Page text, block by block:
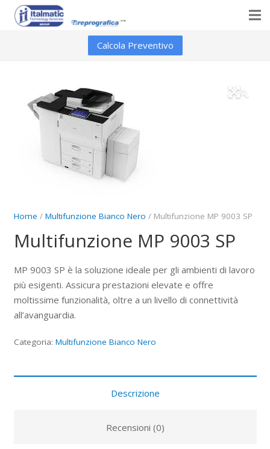
Servizi & Soluzioni
Noleggio Multifunzione
Calcola Preventivo
🔍
Home / Multifunzione Bianco Nero / Multifunzione MP 9003 SP
Multifunzione MP 9003 SP
MP 9003 SP è la soluzione ideale per gli ambienti di lavoro
più esigenti. Assicura prestazioni elevate e offre
moltissime funzionalità, oltre a un livello di connettività
all’avanguardia.
Categoria: Multifunzione Bianco Nero
Descrizione
Recensioni (0)